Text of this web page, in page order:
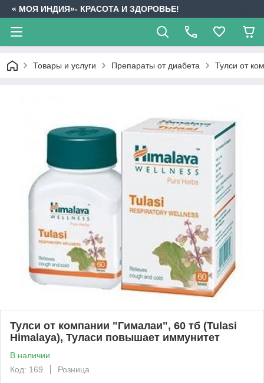
« МОЯ ИНДИЯ»- КРАСОТА И ЗДОРОВЬЕ!
Товары и услуги Препараты от диабета Тулси от
Тулси от компании "Гималаи", 60 тб (Tulasi
Himalaya), Туласи повышает иммунитет
В наличии
Код: 169
Розница